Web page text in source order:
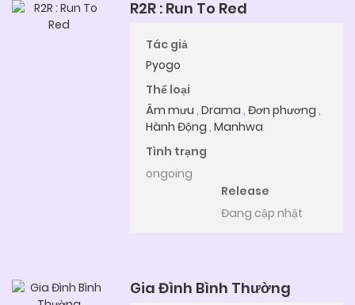
R2R : Run To Red
Tác giả
Pyogo
Thể loại
Âm mưu ,Drama ,Đơn phương ,
Hành Động ,Manhwa
Tình trạng
ongoing
Release
Đang cập nhật
Gia Đình Bình Thường